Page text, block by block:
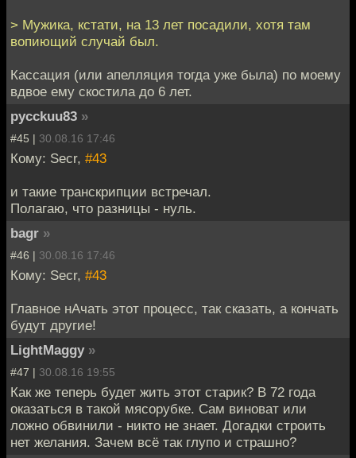
> Мужика, кстати, на 13 лет посадили, хотя там
вопиющий случай был.
Кассация (или апелляция тогда уже была) по моему
вдвое ему скостила до 6 лет.
pycckuu83 »
#45 | 30.08.16 17:46
Кому: Secr, #43
и такие транскрипции встречал.
Полагаю, что разницы - нуль.
bagr »
#46 | 30.08.16 17:46
Кому: Secr, #43
Главное нАчать этот процесс, так сказать, а кончать
будут другие!
LightMaggy »
#47 | 30.08.16 19:55
Как же теперь будет жить этот старик? В 72 года
оказаться в такой мясорубке. Сам виноват или
ложно обвинили - никто не знает. Догадки строить
нет желания. Зачем всё так глупо и страшно?